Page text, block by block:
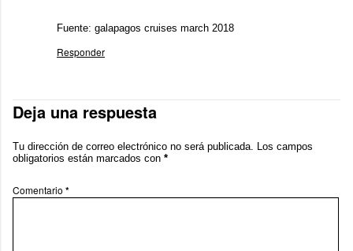
Fuente: galapagos cruises march 2018
Responder
Deja una respuesta
Tu dirección de correo electrónico no será publicada. Los campos
obligatorios están marcados con *
Comentario *